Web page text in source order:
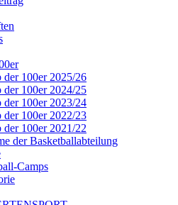
der 100er 2025/26
der 100er 2024/25
der 100er 2023/24
der 100er 2022/23
der 100er 2021/22
der Basketballabteilung
Camps